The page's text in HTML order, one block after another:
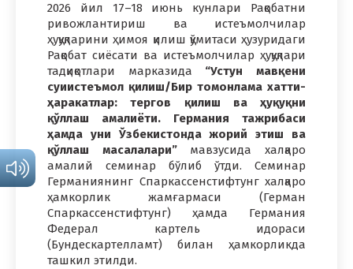
2026 йил 17–18 июнь кунлари Рақобатни
ривожлантириш ва истеъмолчилар
ҳуқуқларини ҳимоя қилиш қўмитаси ҳузуридаги
Рақобат сиёсати ва истеъмолчилар ҳуқуқлари
тадқиқотлари марказида “Устун мавқени
суиистеъмол қилиш/Бир томонлама хатти-
ҳаракатлар: тергов қилиш ва ҳуқуқни
қўллаш амалиёти. Германия тажрибаси
ҳамда уни Ўзбекистонда жорий этиш ва
қўллаш масалалари”мавзусида халқаро
амалий семинар бўлиб ўтди. Семинар
Германиянинг Спаркассенстифтунг халқаро
ҳамкорлик жамғармаси (Герман
Спаркассенстифтунг) ҳамда Германия
Федерал картель идораси
(Бундескартелламт) билан ҳамкорликда
ташкил этилди.